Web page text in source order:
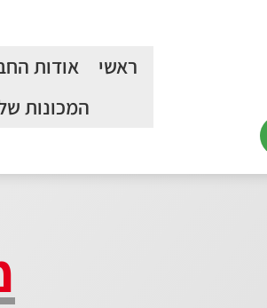
ראשי אודות
המכונות